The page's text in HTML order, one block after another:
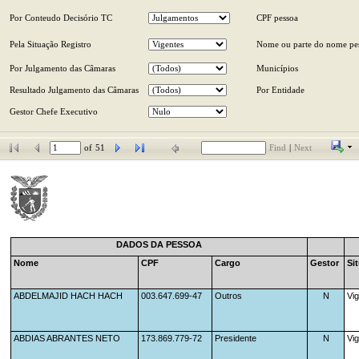
Por Conteudo Decisório TC CPF pessoa
Pela Situação Registro Nome ou parte do nome
Por Julgamento das Câmaras Municípios
Resultado Julgamento das Câmaras Por Entidade
Gestor Chefe Executivo
of 51 Find Next
DADOS DA PESSOA
Nome
CPF Cargo Gestor
ABDELMAJID HACH HACH 003.647.699-47 Outros N
ABDIAS ABRANTES NETO 173.869.779-72 Presidente N